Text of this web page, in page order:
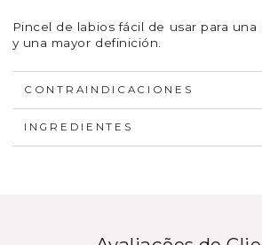
Pincel de labios fácil de usar para
y una mayor definición.
CONTRAINDICACIONES
INGREDIENTES